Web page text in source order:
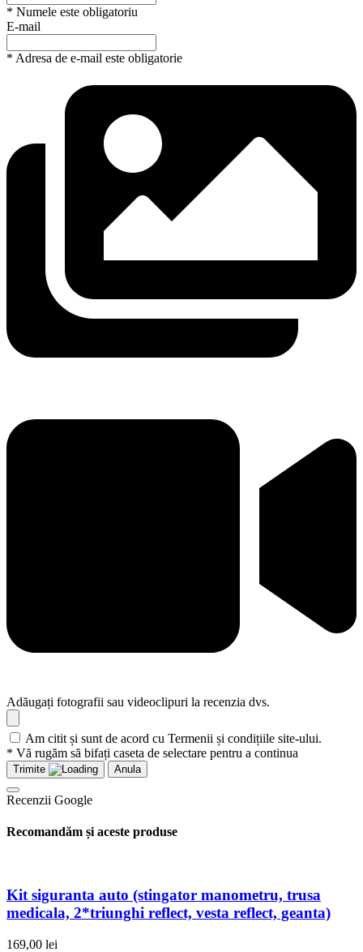
* Numele este obligatoriu
E-mail
* Adresa de e-mail este obligatorie
Adăugați fotografii sau videoclipuri la recenzia dvs.
Am citit și sunt de acord cu Termenii și condițiile site-ului.
* Vă rugăm să bifați caseta de selectare pentru a continua
Trimite Anula
Recenzii Google
Recomandăm și aceste produse
Kit siguranta auto (stingator manometru, trusa
medicala, 2*triunghi reflect, vesta reflect, geanta)
169,00 lei